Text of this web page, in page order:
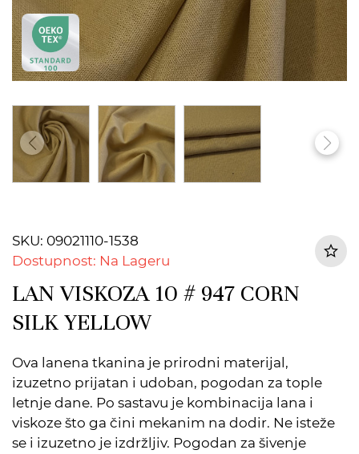
SKU: 09021110-1538
Dostupnost: Na Lageru
LAN VISKOZA 10 # 947 CORN
SILK YELLOW
Ova lanena tkanina je prirodni materijal,
izuzetno prijatan i udoban, pogodan za tople
letnje dane. Po sastavu je kombinacija lana i
viskoze što ga čini mekanim na dodir. Ne isteže
se i izuzetno je izdržljiv. Pogodan za šivenje